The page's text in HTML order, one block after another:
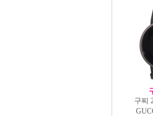
구찌